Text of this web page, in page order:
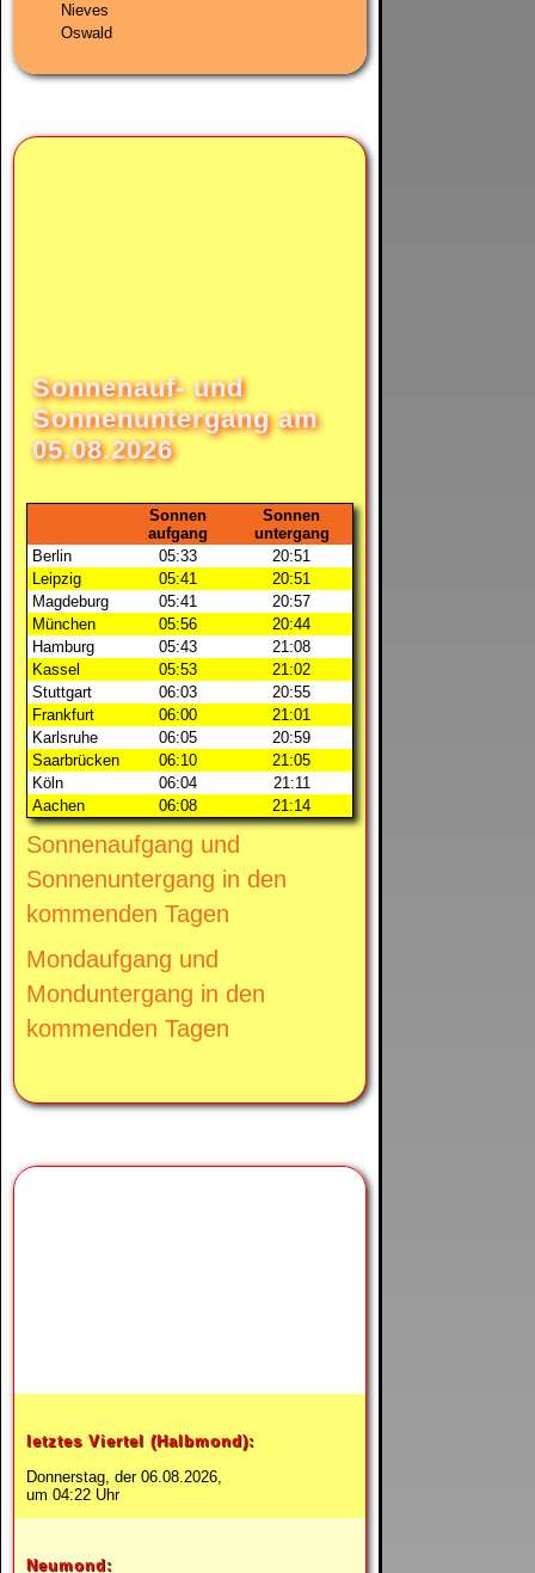
Nieves
Oswald
Sonnenauf- und
Sonnenuntergang am
05.08.2026
Sonnen
aufgang
Sonnen
untergang
Berlin
05:33
20:51
Leipzig
05:41
20:51
Magdeburg
05:41
20:57
München
05:56
20:44
Hamburg
05:43
21:08
Kassel
05:53
21:02
Stuttgart
06:03
20:55
Frankfurt
06:00
21:01
Karlsruhe
06:05
20:59
Saarbrücken
06:10
21:05
Köln
06:04
21:11
Aachen
06:08 21:14
Sonnenaufgang und
Sonnenuntergang in den
kommenden Tagen
Mondaufgang und
Monduntergang in den
kommenden Tagen
letztes Viertel (Halbmond):
Donnerstag, der 06.08.2026,
um 04:22 Uhr
Neumond: